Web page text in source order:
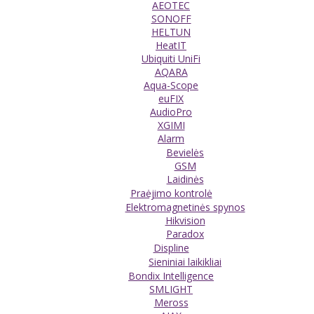
AEOTEC
SONOFF
HELTUN
HeatIT
Ubiquiti UniFi
AQARA
Aqua-Scope
euFIX
AudioPro
XGIMI
Alarm
Bevielės
GSM
Laidinės
Praėjimo kontrolė
Elektromagnetinės spynos
Hikvision
Paradox
Displine
Sieniniai laikikliai
Bondix Intelligence
SMLIGHT
Meross